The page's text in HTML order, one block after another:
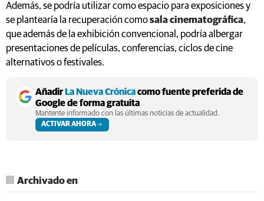
Además, se podría utilizar como espacio para exposiciones y
se plantearía la recuperación comosala cinematográfica,
que además de la exhibición convencional, podría albergar
presentaciones de películas, conferencias, ciclos de cine
alternativos o festivales.
AñadirLa Nueva Crónicacomo fuente preferida de
Google de forma gratuita
Mantente informado con las últimas noticias de actualidad.
ACTIVAR AHORA
Archivado en